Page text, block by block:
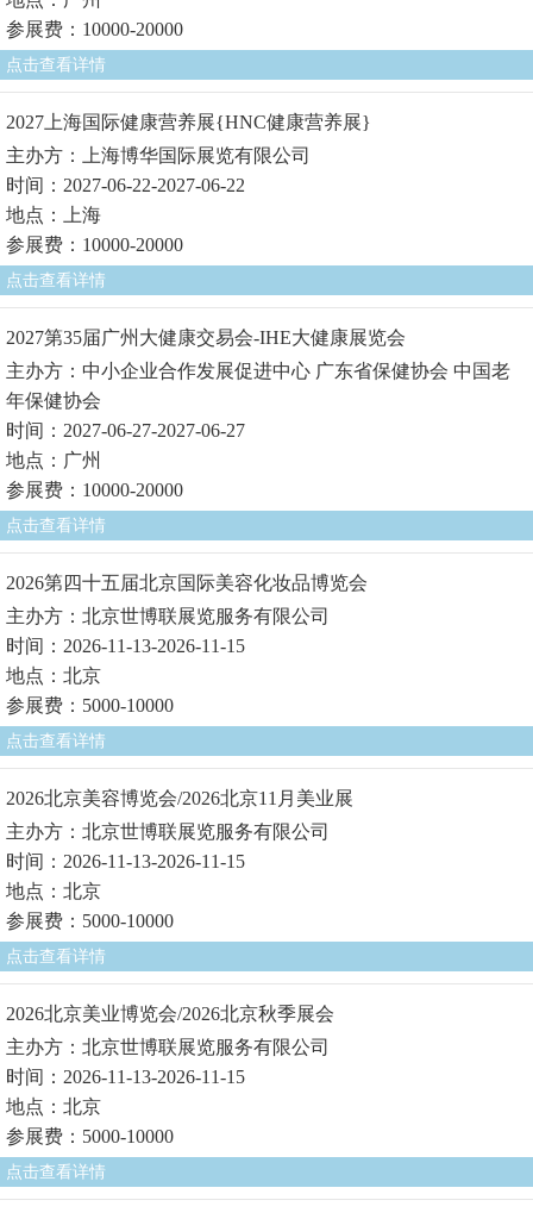
参展费：10000-20000
点击查看详情
2027上海国际健康营养展{HNC健康营养展}
主办方：上海博华国际展览有限公司
时间：2027-06-22-2027-06-22
地点：上海
参展费：10000-20000
点击查看详情
2027第35届广州大健康交易会-IHE大健康展览会
主办方：中小企业合作发展促进中心 广东省保健协会 中国老
年保健协会
时间：2027-06-27-2027-06-27
地点：广州
参展费：10000-20000
点击查看详情
2026第四十五届北京国际美容化妆品博览会
主办方：北京世博联展览服务有限公司
时间：2026-11-13-2026-11-15
地点：北京
参展费：5000-10000
点击查看详情
2026北京美容博览会/2026北京11月美业展
主办方：北京世博联展览服务有限公司
时间：2026-11-13-2026-11-15
地点：北京
参展费：5000-10000
点击查看详情
2026北京美业博览会/2026北京秋季展会
主办方：北京世博联展览服务有限公司
时间：2026-11-13-2026-11-15
地点：北京
参展费：5000-10000
点击查看详情